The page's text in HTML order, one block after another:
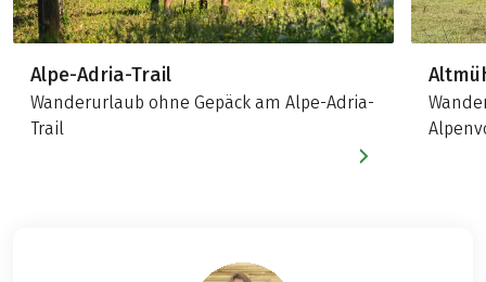
Alpe-Adria-Trail
Wanderurlaub ohne Gepäck am Alpe-Adria-
Trail